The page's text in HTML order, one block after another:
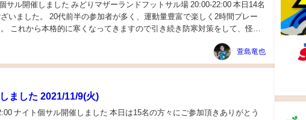
サル開催しました みどりマザーランドフットサル場 20:00-22:00 本日14名
いました。 20代前半の参加者が多く、運動量豊富で楽しく2時間プレー
これから本格的に寒くなってきますので引き続き防寒対策をして、怪我
萱島竜也
ました 2021/11/9(火)
ナイト個サル開催しました 本日は15名の方々にご参加頂きありがとう